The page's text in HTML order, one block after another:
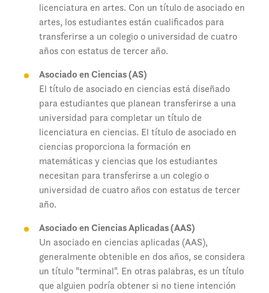
licenciatura en artes. Con un título de asociado en
artes, los estudiantes están cualificados para
transferirse a un colegio o universidad de cuatro
años con estatus de tercer año.
Asociado en Ciencias (AS)
El título de asociado en ciencias está diseñado
para estudiantes que planean transferirse a una
universidad para completar un título de
licenciatura en ciencias. El título de asociado en
ciencias proporciona la formación en
matemáticas y ciencias que los estudiantes
necesitan para transferirse a un colegio o
universidad de cuatro años con estatus de tercer
año.
Asociado en Ciencias Aplicadas (AAS)
Un asociado en ciencias aplicadas (AAS),
generalmente obtenible en dos años, se considera
un título "terminal". En otras palabras, es un título
que alguien podría obtener si no tiene intención